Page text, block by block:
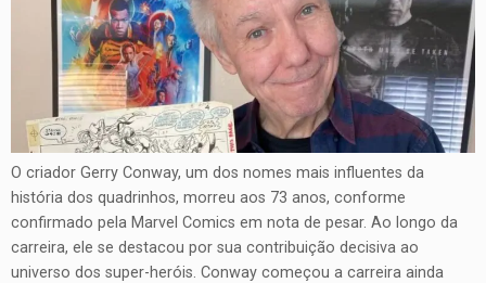
O criador Gerry Conway, um dos nomes mais influentes da
história dos quadrinhos, morreu aos 73 anos, conforme
confirmado pela Marvel Comics em nota de pesar. Ao longo da
carreira, ele se destacou por sua contribuição decisiva ao
universo dos super-heróis. Conway começou a carreira ainda